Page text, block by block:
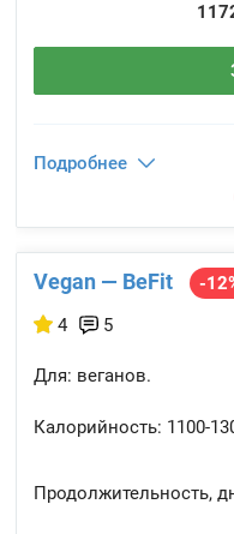
Подробнее
Vegan — BeFit
-
4
5
Для: веганов.
Калорийность: 1100-
Продолжительность,